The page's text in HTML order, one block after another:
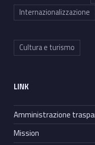
Internazionalizzazione
Cultura e turismo
LINK
Amministrazione
Mission